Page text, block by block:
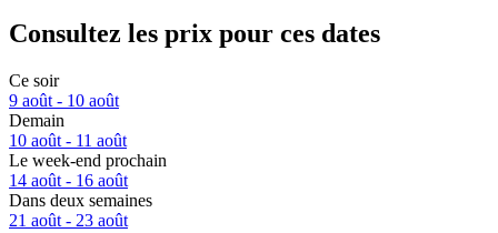
Consultez les prix pour ces dates
Ce soir
9 août - 10 août
Demain
10 août - 11 août
Le week-end prochain
14 août - 16 août
Dans deux semaines
21 août - 23 août